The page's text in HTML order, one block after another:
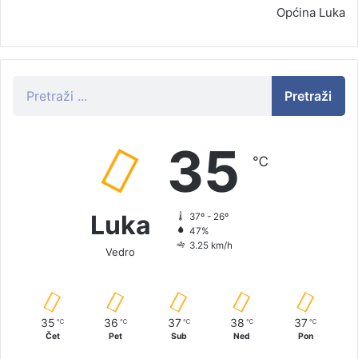
Općina Luka
Pretraži
Luka
Vedro
35 ℃
37º - 26º
47%
3.25 km/h
35 ℃
Čet
36 ℃
Pet
37 ℃
Sub
38 ℃
Ned
37 ℃
Pon